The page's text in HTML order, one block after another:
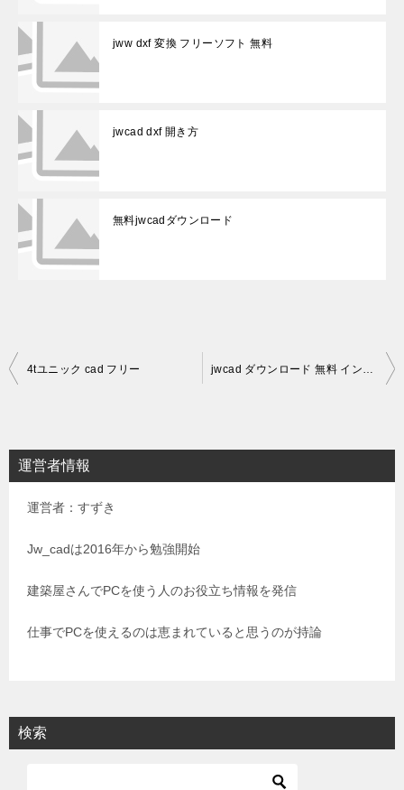
jww dxf 変換 フリーソフト 無料
jwcad dxf 開き方
無料jwcadダウンロード
投
ビ
ゲ
4tユニック cad フリー jwcad ダウンロード 無料 インストール
運営者情報
運営者：すずき
Jw_cadは2016年から勉強開始
建築屋さんでPCを使う人のお役立ち情報を発信
仕事でPCを使えるのは恵まれていると思うのが持論
検索